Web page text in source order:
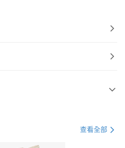
查看全部